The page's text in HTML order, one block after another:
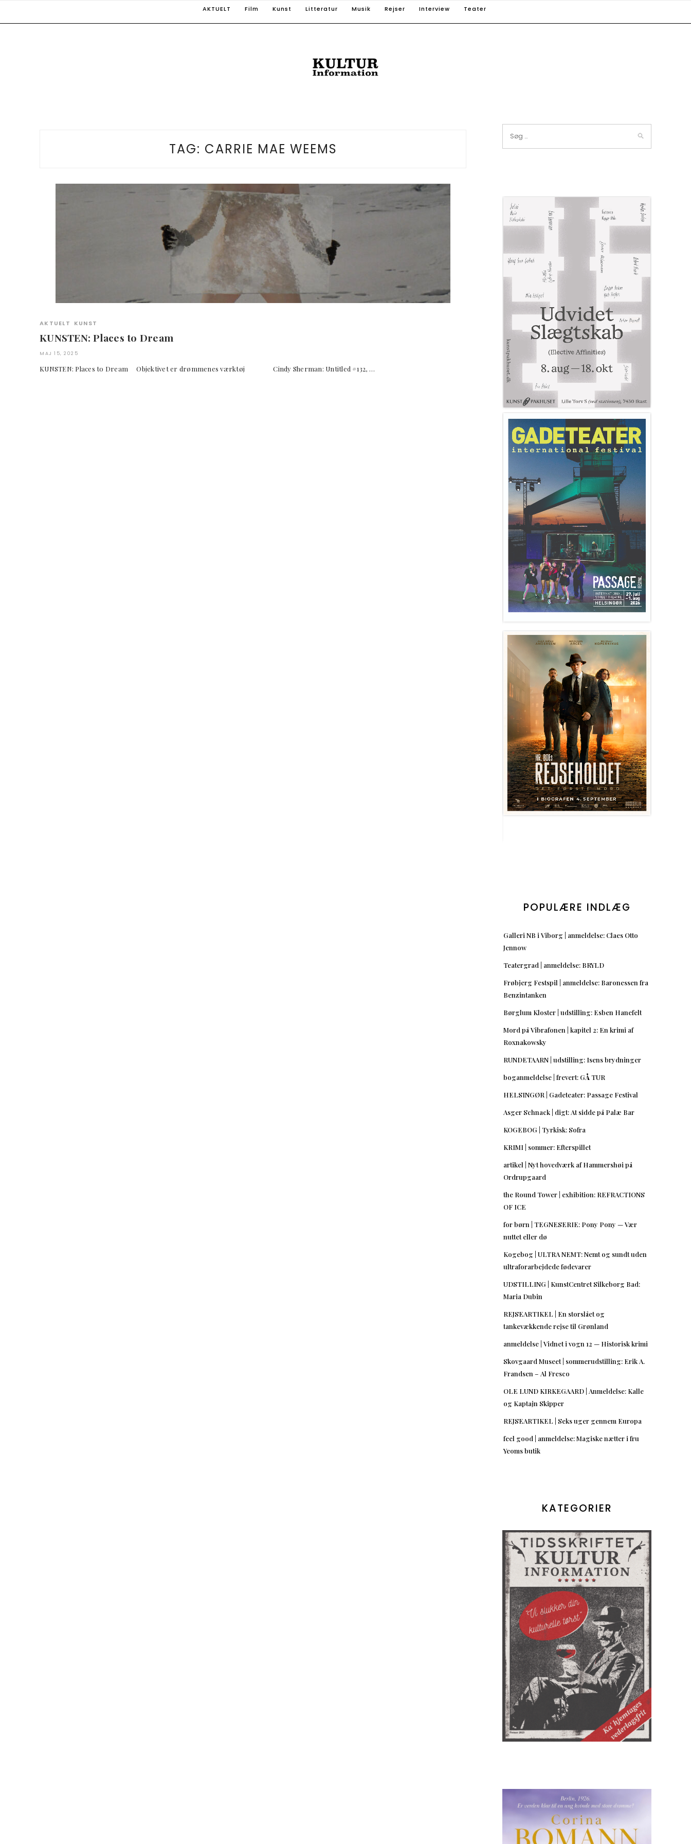
AKTUELT Film Kunst Litteratur Musik Rejser Interview Teater
TAG: CARRIE MAE WEEMS
AKTUELT KUNST
KUNSTEN: Places to Dream
MAJ 15, 2025
KUNSTEN: Places to Dream Objektivet er drømmenes værktøj Cindy Sherman: Untitled #132, …
POPULÆRE INDLÆG
Galleri NB i Viborg | anmeldelse: Claes Otto
Jennow
Teatergrad | anmeldelse: BRYLD
Frøbjerg Festspil | anmeldelse: Baronessen fra
Benzintanken
Børglum Kloster | udstilling: Esben Hanefelt
Mord på Vibrafonen | kapitel 2: En krimi af
Roxnakowsky
RUNDETAARN | udstilling: Isens brydninger
boganmeldelse | frevert: GÅ TUR
HELSINGØR | Gadeteater: Passage Festival
Asger Schnack | digt: At sidde på Palæ Bar
KOGEBOG | Tyrkisk: Sofra
KRIMI | sommer: Efterspillet
artikel | Nyt hovedværk af Hammershøi på
Ordrupgaard
the Round Tower | exhibition: REFRACTIONS
OF ICE
for børn | TEGNESERIE: Pony Pony — Vær
nuttet eller dø
Kogebog | ULTRA NEMT: Nemt og sundt uden
ultraforarbejdede fødevarer
UDSTILLING | KunstCentret Silkeborg Bad:
Maria Dubin
REJSEARTIKEL | En storslået og
tankevækkende rejse til Grønland
anmeldelse | Vidnet i vogn 12 — Historisk krimi
Skovgaard Museet | sommerudstilling: Erik A.
Frandsen – Al Fresco
OLE LUND KIRKEGAARD | Anmeldelse: Kalle
og Kaptajn Skipper
REJSEARTIKEL | Seks uger gennem Europa
feel good | anmeldelse: Magiske nætter i fru
Yeoms butik
KATEGORIER